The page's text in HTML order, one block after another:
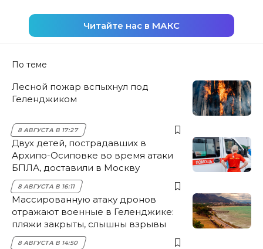
Читайте нас в МАКС
По теме
Лесной пожар вспыхнул под
Геленджиком
8 АВГУСТА В 17:27
Двух детей, пострадавших в
Архипо-Осиповке во время атаки
БПЛА, доставили в Москву
8 АВГУСТА В 16:11
Массированную атаку дронов
отражают военные в Геленджике:
пляжи закрыты, слышны взрывы
8 АВГУСТА В 14:50